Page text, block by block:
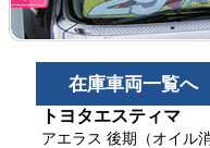
在庫車両一覧へ
トヨタエスティマ
アエラス 後期（オイル